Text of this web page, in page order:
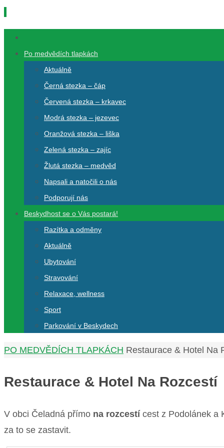
na
Přeskočit
Po medvědích tlapkách
Aktuálně
Černá stezka – čáp
Červená stezka – krkavec
Modrá stezka – jezevec
Oranžová stezka – liška
Zelená stezka – zajíc
Žlutá stezka – medvěd
Napsali a natočili o nás
Podporují nás
Beskydhost se o Vás postará!
Razítka a odměny
Aktuálně
Ubytování
Stravování
Relaxace, wellness
Sport
Parkování v Beskydech
Home
PO MEDVĚDÍCH TLAPKÁCH Restaurace & Hotel Na
Restaurace & Hotel Na Rozcestí
V obci Čeladná přímo na rozcestí cest z Podolánek a
za to se zastavit.